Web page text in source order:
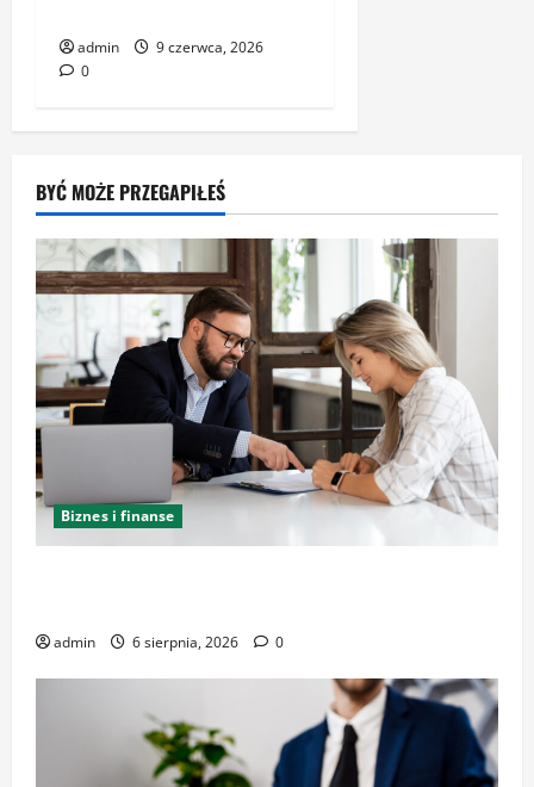
admin
9 czerwca, 2026
0
BYĆ MOŻE PRZEGAPIŁEŚ
Biznes i finanse
admin 6 sierpnia, 2026 0